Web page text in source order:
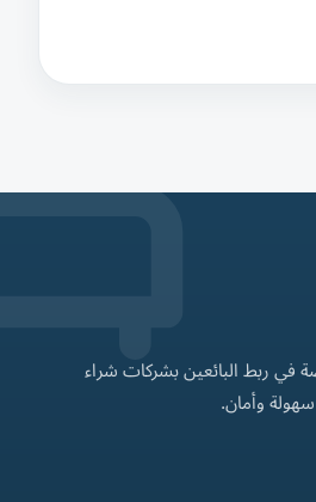
في ربط البائعين بشركات شراء
وأمان.